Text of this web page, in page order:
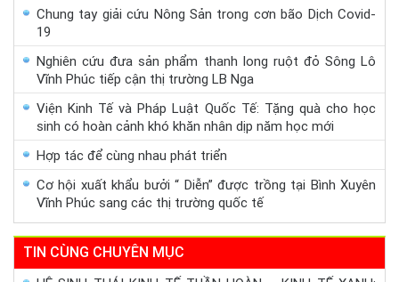
Chung tay giải cứu Nông Sản trong cơn bão Dịch Covid-
19
Nghiên cứu đưa sản phẩm thanh long ruột đỏ Sông Lô
Vĩnh Phúc tiếp cận thị trường LB Nga
Viện Kinh Tế và Pháp Luật Quốc Tế: Tặng quà cho học
sinh có hoàn cảnh khó khăn nhân dịp năm học mới
Hợp tác để cùng nhau phát triển
Cơ hội xuất khẩu bưởi “ Diễn” được trồng tại Bình Xuyên
Vĩnh Phúc sang các thị trường quốc tế
TIN CÙNG CHUYÊN MỤC